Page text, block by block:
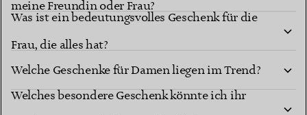
meine Freundin oder Frau?
Was ist ein bedeutungsvolles Geschenk für die
Frau, die alles hat?
Welche Geschenke für Damen liegen im Trend?
Welches besondere Geschenk könnte ich ihr